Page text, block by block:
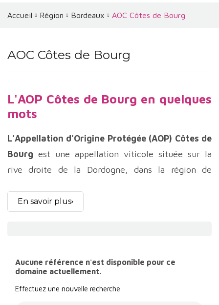
Accueil Région Bordeaux AOC Côtes de Bourg
AOC Côtes de Bourg
L'AOP Côtes de Bourg en quelques
mots
L'Appellation d'Origine Protégée (AOP) Côtes de
Bourg est une appellation viticole située sur la
rive droite de la Dordogne, dans la région de
de grande qualité, cette appellation bénéficie d'un
kilomètres au nord de Bordeaux, sur les coteaux
de l'appellation est varié, avec des sols composés
En savoir plus
Aucune référence n'est disponible pour ce
domaine actuellement.
Effectuez une nouvelle recherche